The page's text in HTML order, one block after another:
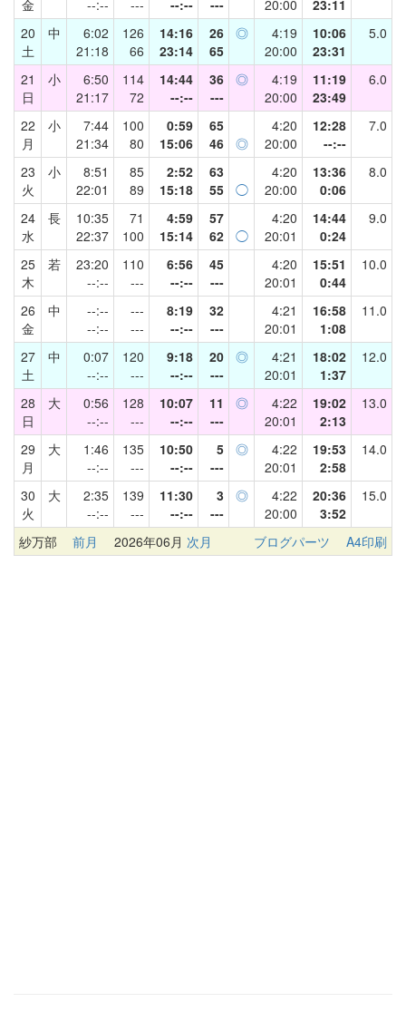
金 --:-- --- --:-- --- 20:00
23:11
20
土
中
6:02
21:18
126
66
14:16
23:14
26
65
◎
4:19
20:00
10:06
23:31
5.0
21
日
小
6:50
21:17
114
72
14:44
--:--
36
---
◎
4:19
20:00
11:19
23:49
6.0
22
月
小
7:44
21:34
100
80
0:59
15:06
65
46
◎
4:20
20:00
12:28
--:--
7.0
23
火
小
8:51
22:01
85
89
2:52
15:18
63
55
◯
4:20
20:00
13:36
0:06
8.0
24
水
長
10:35
22:37
71
100
4:59
15:14
57
62
◯
4:20
20:01
14:44
0:24
9.0
25
木
若
23:20
--:--
110
---
6:56
--:--
45
---
4:20
20:01
15:51
0:44
10.0
26
金
中
--:--
--:--
---
---
8:19
--:--
32
---
4:21
20:01
16:58
1:08
11.0
27
土
中
0:07
--:--
120
---
9:18
--:--
20
---
◎
4:21
20:01
18:02
1:37
12.0
28
日
大
0:56
--:--
128
---
10:07
--:--
11
---
◎
4:22
20:01
19:02
2:13
13.0
29
月
大
1:46
--:--
135
---
10:50
--:--
5
---
◎
4:22
20:01
19:53
2:58
14.0
30
火
大
2:35
--:--
139
---
11:30
--:--
3
---
◎
4:22
20:00
20:36
3:52
15.0
紗万部 前月 2026年06月 次月 ブログパーツ A4印刷